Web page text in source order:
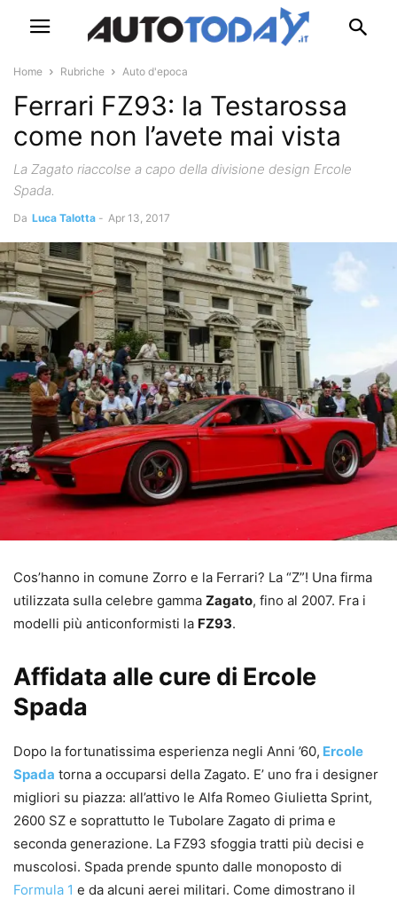
Home Rubriche Auto d'epoca
Ferrari FZ93: la Testarossa
come non l’avete mai vista
La Zagato riaccolse a capo della divisione design Ercole
Spada.
Da Luca Talotta - Apr 13, 2017
Cos’hanno in comune Zorro e la Ferrari? La “Z”! Una firma
utilizzata sulla celebre gamma Zagato, fino al 2007. Fra i
modelli più anticonformisti la FZ93.
Affidata alle cure di Ercole
Spada
Dopo la fortunatissima esperienza negli Anni ’60, Ercole
Spada torna a occuparsi della Zagato. E’ uno fra i designer
migliori su piazza: all’attivo le Alfa Romeo Giulietta Sprint,
2600 SZ e soprattutto le Tubolare Zagato di prima e
seconda generazione. La FZ93 sfoggia tratti più decisi e
muscolosi. Spada prende spunto dalle monoposto di
Formula 1 e da alcuni aerei militari. Come dimostrano il